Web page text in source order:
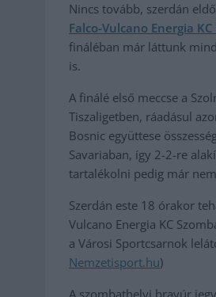
Nincs tovább, szerdán
Falco-Vulcano Energia
fináléban már láttunk
is.
A finálé első meccse a
Tiszaligetben, ráadásul
Bosnic együttese
Savariaban, így 2-2-re
tartalékolni pedig már
Szerdán este 18 órakor
Vulcano Energia KC
a Városi Sportcsarnok
Nemzetisport.hu)